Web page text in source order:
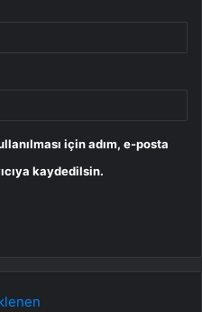
için adım, e-posta
kaydedilsin.